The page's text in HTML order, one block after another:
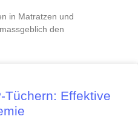
in Matratzen und
den
Tüchern: Effektive